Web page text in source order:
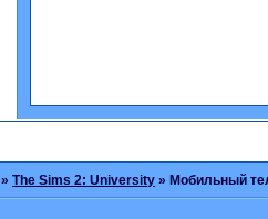
»The Sims 2: University » Мобильный